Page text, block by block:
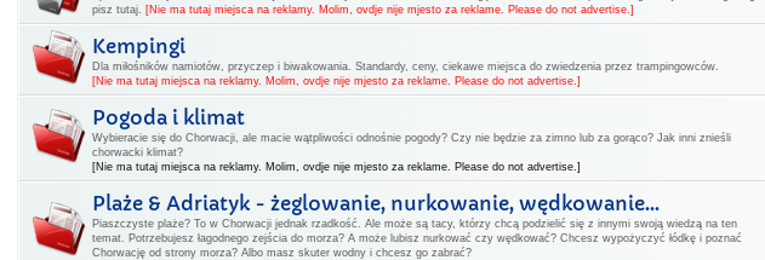
pisz tutaj. [Nie ma tutaj miejsca na reklamy. Molim, ovdje nije mjesto za reklame. Please do not advertise.]
Kempingi
Dla miłośników namiotów, przyczep i biwakowania. Standardy, ceny, ciekawe miejsca do zwiedzenia przez trampingowców.
[Nie ma tutaj miejsca na reklamy. Molim, ovdje nije mjesto za reklame. Please do not advertise.]
Pogoda i klimat
Wybieracie się do Chorwacji, ale macie wątpliwości odnośnie pogody? Czy nie będzie za zimno lub za gorąco? Jak inni znieśli
chorwacki klimat?
[Nie ma tutaj miejsca na reklamy. Molim, ovdje nije mjesto za reklame. Please do not advertise.]
Plaże & Adriatyk - żeglowanie, nurkowanie, wędkowanie...
Piaszczyste plaże? To w Chorwacji jednak rzadkość. Ale może są tacy, którzy chcą podzielić się z innymi swoją wiedzą na ten
temat. Potrzebujesz łagodnego zejścia do morza? A może lubisz nurkować czy wędkować? Chcesz wypożyczyć łódkę i poznać
Chorwację od strony morza? Albo masz skuter wodny i chcesz go zabrać?